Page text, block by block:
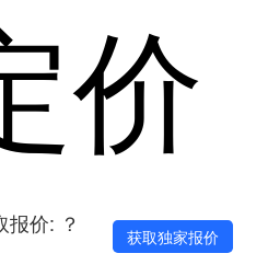
价
价: ？
获取独家报价